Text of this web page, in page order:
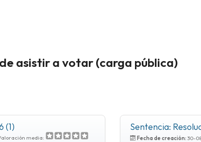
asistir a votar (carga pública)
(1)
media:
Sentencia:
Fecha de creación: 30-